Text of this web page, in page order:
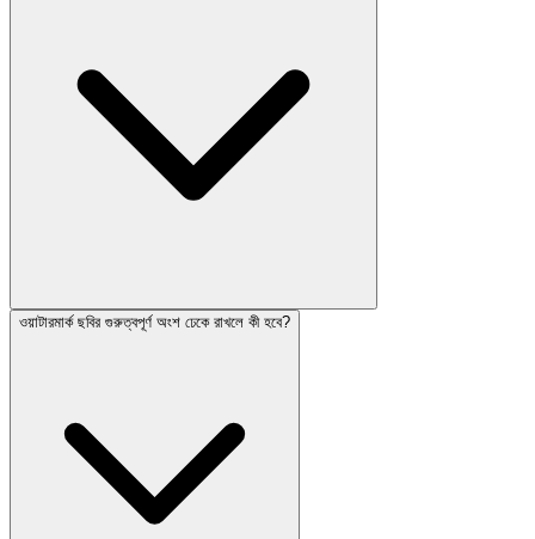
ওয়াটারমার্ক ছবির গুরুত্বপূর্ণ অংশ ঢেকে রাখলে কী হবে?